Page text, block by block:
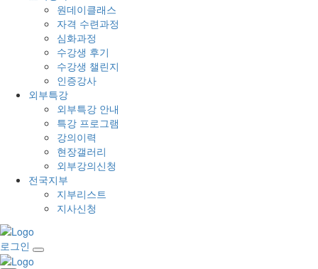
원데이클래스
자격 수련과정
심화과정
수강생 후기
수강생 챌린지
인증강사
외부특강
외부특강 안내
특강 프로그램
강의이력
현장갤러리
외부강의신청
전국지부
지부리스트
지사신청
로그인